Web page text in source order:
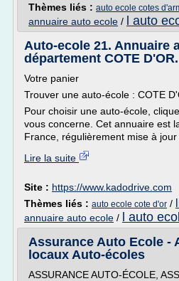
Thèmes liés : auto ecole cotes
annuaire auto ecole / l auto
Auto-ecole 21. Annuaire
département COTE D'OR.
Votre panier
Trouver une auto-école : COTE
Pour choisir une auto-école,
vous concerne. Cet annuaire est
France, régulièrement mise à jour
Lire la suite
Site : https://www.kadodrive.com
Thèmes liés : auto ecole cote d'or /
annuaire auto ecole / l auto
Assurance Auto Ecole -
locaux Auto-écoles
ASSURANCE AUTO-ÉCOLE,